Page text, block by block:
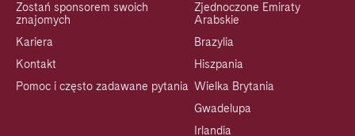
Zostań sponsorem swoich
znajomych
Kariera
Kontakt
Pomoc i często zadawane pytania
Zjednoczone Emiraty
Arabskie
Brazylia
Hiszpania
Wielka Brytania
Gwadelupa
Irlandia